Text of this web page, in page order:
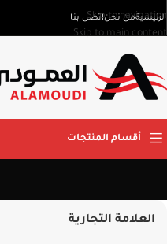
Skip to navigation
Skip to main content
الرئيسيةمن نحناتصل بنا
أقسام المنتجات
العلامة التجارية